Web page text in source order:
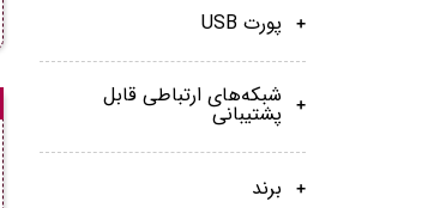
پورت USB
شبکه‌های ارتباطی قابل
پشتیبانی
برند